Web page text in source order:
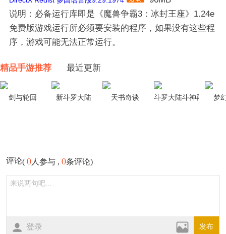
说明：必备运行库即是《魔兽争霸3：冰封王座》1.24e
免费版游戏运行所必须要安装的程序，如果没有这些程
序，游戏可能无法正常运行。
精品手游推荐 最近更新
剑与轮回 新斗罗大陆 天书奇谈 斗罗大陆斗神再临 梦
评论( 0人参与 , 0条评论)
登录 发布